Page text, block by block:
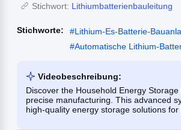
Stichwort: Lithiumbatterienbauleitung
Stichworte: #Lithium-Es-Batterie-
#Automatische Lithium-
Videobeschreibung:
Discover the Household Energy
precise manufacturing. This advanced
high-quality energy storage solutions for